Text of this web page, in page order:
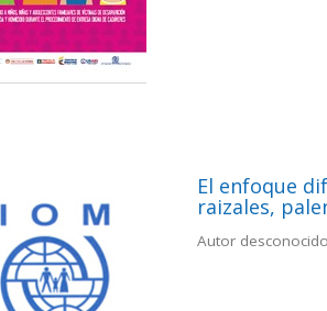
El enfoque
raizales,
Autor desconocido